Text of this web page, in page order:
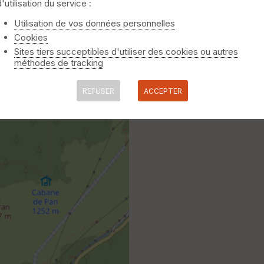
15403224-laruns ->
du service :
Utilisation de vos données personnelles
Cookies
Sites tiers succeptibles d'utiliser des cookies ou autres
méthodes de tracking
REFUSER ACCEPTER